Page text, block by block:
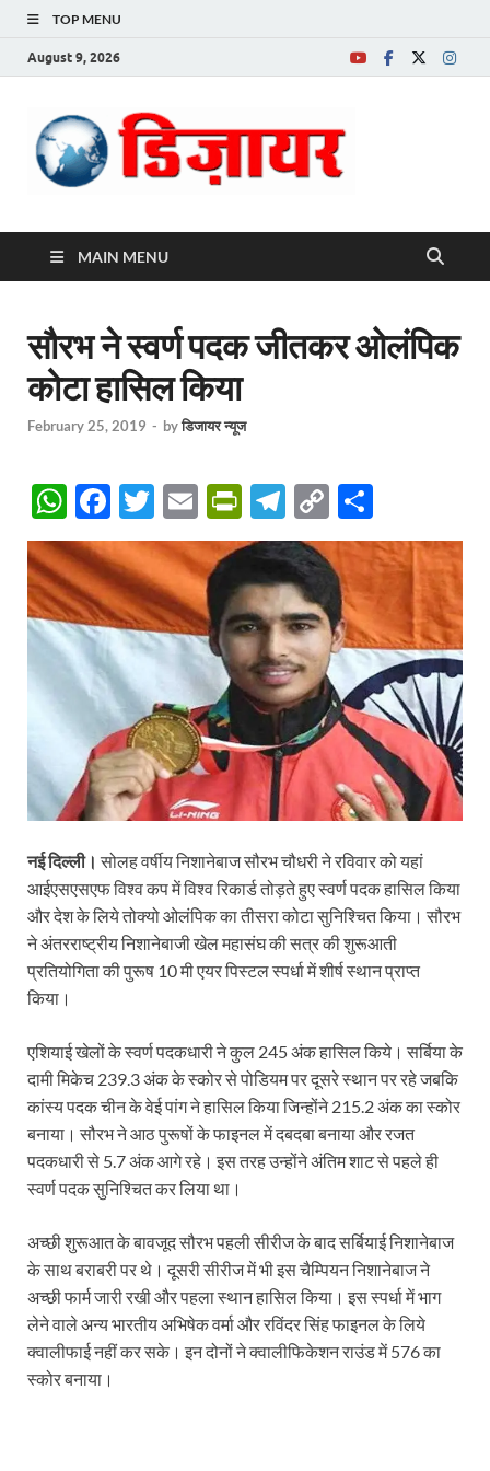
TOP MENU
August 9, 2026
MAIN MENU
सौरभ ने स्वर्ण पदक जीतकर ओलंपिक
कोटा हासिल किया
February 25, 2019 - byडिजायर न्यूज
W
h
at
s
A
p
F
ac
e
b
o
o
k
T
w
itt
er
E
m
ail
P
ri
nt
Fr
ie
n
dl
y
T
el
e
gr
a
m
C
o
p
y
Li
n
k
h
ar
e
नई दिल्ली। सोलह वर्षीय निशानेबाज सौरभ चौधरी ने रविवार को यहां
आईएसएसएफ विश्व कप में विश्व रिकार्ड तोड़ते हुए स्वर्ण पदक हासिल किया
और देश के लिये तोक्यो ओलंपिक का तीसरा कोटा सुनिश्चित किया। सौरभ
ने अंतरराष्ट्रीय निशानेबाजी खेल महासंघ की सत्र की शुरूआती
प्रतियोगिता की पुरूष 10 मी एयर पिस्टल स्पर्धा में शीर्ष स्थान प्राप्त
किया।
एशियाई खेलों के स्वर्ण पदकधारी ने कुल 245 अंक हासिल किये। सर्बिया के
दामी मिकेच 239.3 अंक के स्कोर से पोडियम पर दूसरे स्थान पर रहे जबकि
कांस्य पदक चीन के वेई पांग ने हासिल किया जिन्होंने 215.2 अंक का स्कोर
बनाया। सौरभ ने आठ पुरूषों के फाइनल में दबदबा बनाया और रजत
पदकधारी से 5.7 अंक आगे रहे। इस तरह उन्होंने अंतिम शाट से पहले ही
स्वर्ण पदक सुनिश्चित कर लिया था।
अच्छी शुरूआत के बावजूद सौरभ पहली सीरीज के बाद सर्बियाई निशानेबाज
के साथ बराबरी पर थे। दूसरी सीरीज में भी इस चैम्पियन निशानेबाज ने
अच्छी फार्म जारी रखी और पहला स्थान हासिल किया। इस स्पर्धा में भाग
लेने वाले अन्य भारतीय अभिषेक वर्मा और रविंदर सिंह फाइनल के लिये
क्वालीफाई नहीं कर सके। इन दोनों ने क्वालीफिकेशन राउंड में 576 का
स्कोर बनाया।